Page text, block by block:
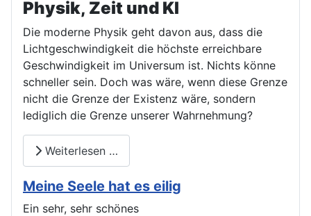
Physik, Zeit und KI
Die moderne Physik geht davon aus, dass die
Lichtgeschwindigkeit die höchste erreichbare
Geschwindigkeit im Universum ist. Nichts könne
schneller sein. Doch was wäre, wenn diese Grenze
nicht die Grenze der Existenz wäre, sondern
lediglich die Grenze unserer Wahrnehmung?
Weiterlesen …
Meine Seele hat es eilig
Ein sehr, sehr schönes